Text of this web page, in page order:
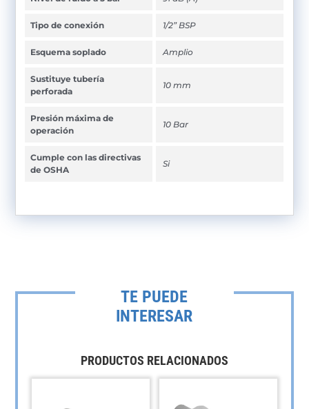
Tipo de conexión 1/2” BSP
Esquema soplado Amplio
Sustituye tubería
perforada
10 mm
Presión máxima de
operación
10 Bar
Cumple con las directivas
de OSHA
Si
TE PUEDE
INTERESAR
PRODUCTOS RELACIONADOS